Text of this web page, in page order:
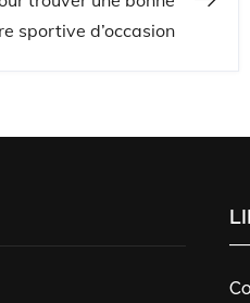
sportive d’occasion